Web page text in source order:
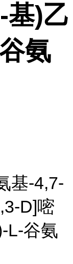
基)乙
氨
基-4,7-
D]嘧
L-谷氨